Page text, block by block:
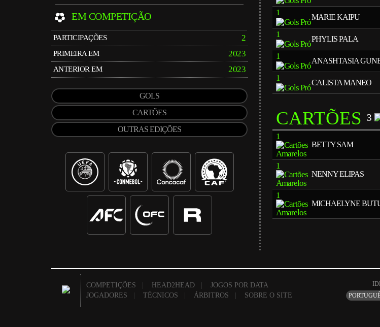
EM COMPETIÇÃO
PARTICIPAÇÕES 2
PRIMEIRA EM 2023
ANTERIOR EM 2023
GOLS
CARTÕES
OUTRAS EDIÇÕES
1 MARIE KAIPU
1 PHYLIS PALA
1 ANASHTASIA
1 CALISTA MANEO
CARTÕES 3
1
BETTY SAM
1
NENNY ELIPAS
1
MICHAELYNE
COMPETIÇÕES HEAD2HEAD |JOGOS POR DATA
JOGADORES |TÉCNICOS |ÁRBITROS SOBRE O SITE